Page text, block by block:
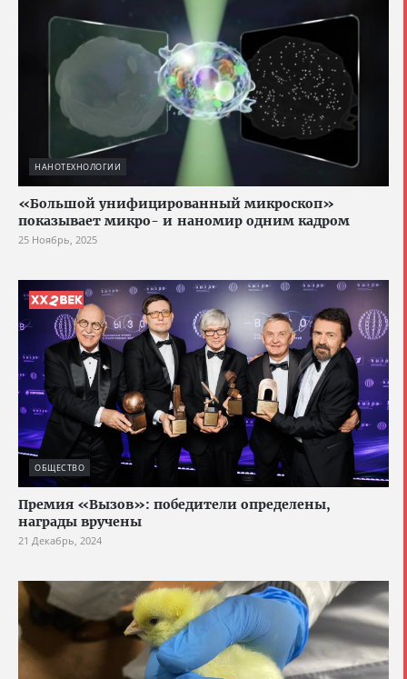
НАНОТЕХНОЛОГИИ
«Большой унифицированный микроскоп»
показывает микро- и наномир одним кадром
25 Ноябрь, 2025
ОБЩЕСТВО
Премия «Вызов»: победители определены,
награды вручены
21 Декабрь, 2024